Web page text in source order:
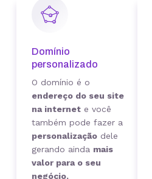
Domínio
personalizado
O domínio é o
endereço do seu site
na internet e você
também pode fazer a
personalização dele
gerando ainda mais
valor para o seu
negócio.